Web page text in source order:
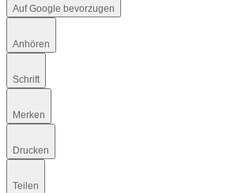
Auf Google bevorzugen
Anhören
Schrift
Merken
Drucken
Teilen